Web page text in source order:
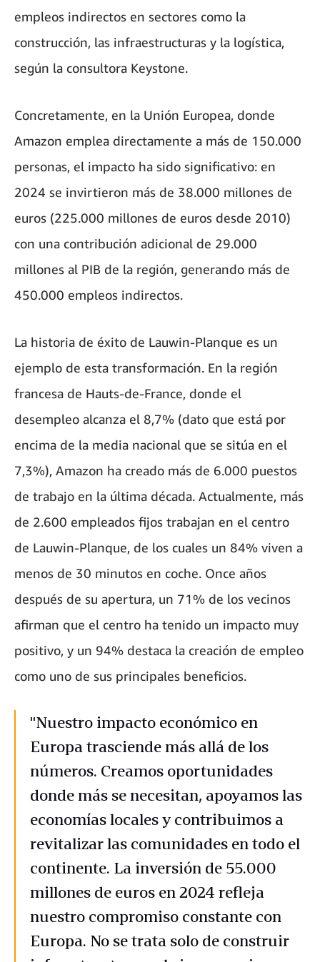
empleos indirectos en sectores como la
construcción, las infraestructuras y la logística,
según la consultora Keystone.
Concretamente, en la Unión Europea, donde
Amazon emplea directamente a más de 150.000
personas, el impacto ha sido significativo: en
2024 se invirtieron más de 38.000 millones de
euros (225.000 millones de euros desde 2010)
con una contribución adicional de 29.000
millones al PIB de la región, generando más de
450.000 empleos indirectos.
La historia de éxito de Lauwin-Planque es un
ejemplo de esta transformación. En la región
francesa de Hauts-de-France, donde el
desempleo alcanza el 8,7% (dato que está por
encima de la media nacional que se sitúa en el
7,3%), Amazon ha creado más de 6.000 puestos
de trabajo en la última década. Actualmente, más
de 2.600 empleados fijos trabajan en el centro
de Lauwin-Planque, de los cuales un 84% viven a
menos de 30 minutos en coche. Once años
después de su apertura, un 71% de los vecinos
afirman que el centro ha tenido un impacto muy
positivo, y un 94% destaca la creación de empleo
como uno de sus principales beneficios.
"Nuestro impacto económico en
Europa trasciende más allá de los
números. Creamos oportunidades
donde más se necesitan, apoyamos las
economías locales y contribuimos a
revitalizar las comunidades en todo el
continente. La inversión de 55.000
millones de euros en 2024 refleja
nuestro compromiso constante con
Europa. No se trata solo de construir